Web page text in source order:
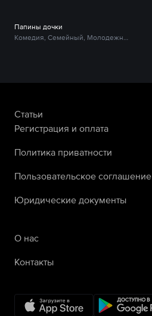
Папины дочки
Статьи
Регистрация и оплата
Политика приватности
Пользовательское соглашение
Юридические документы
О нас
Контакты